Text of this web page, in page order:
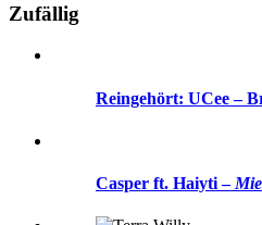
Zufällig
Reingehört: UCee –
Casper ft. Haiyti –